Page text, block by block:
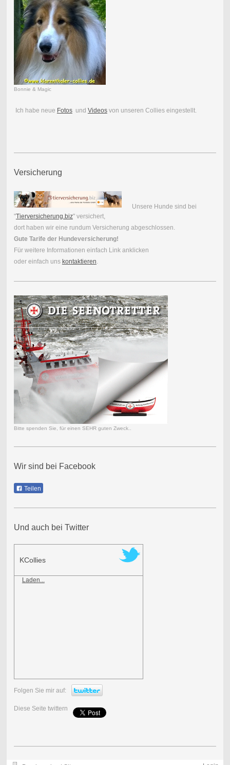
Bonnie & Magic
Ich habe neue Fotosund Videosvon unseren Collies eingestellt.
Versicherung
Unsere Hunde sind bei
"Tierversicherung.biz" versichert,
dort haben wir eine rundum Versicherung abgeschlossen.
Gute Tarife der Hundeversicherung!
Für weitere Informationen einfach Link anklicken
oder einfach uns kontaktieren
Bitte spenden Sie, für einen SEHR guten Zweck..
Wir sind bei Facebook
Teilen
Und auch bei Twitter
KCollies
Laden...
Folgen Sie mir auf:
Diese Seite twittern